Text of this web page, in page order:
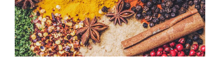
「お
つ
ま
み
セ